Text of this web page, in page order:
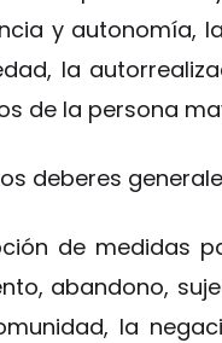
y autonomía,
la
de la persona
deberes
de medidas
abandono,
la